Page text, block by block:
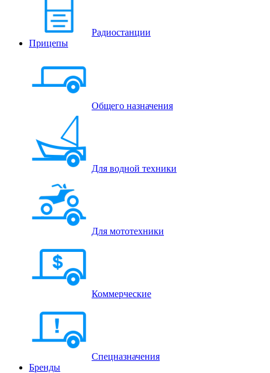
Радиостанции
Прицепы
Общего назначения
Для водной техники
Для мототехники
Коммерческие
Спецназначения
Бренды